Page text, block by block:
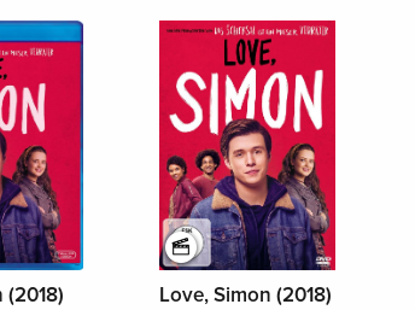
(2018) Love, Simon (2018)